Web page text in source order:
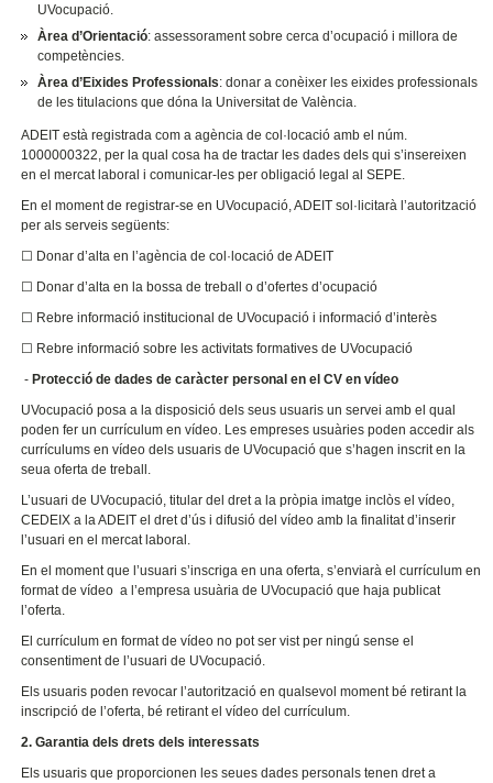
UVocupació.
Àrea d’Orientació: assessorament sobre cerca d’ocupació i millora de
competències.
Àrea d’Eixides Professionals: donar a conèixer les eixides professionals
de les titulacions que dóna la Universitat de València.
ADEIT està registrada com a agència de col·locació amb el núm.
1000000322, per la qual cosa ha de tractar les dades dels qui s’insereixen
en el mercat laboral i comunicar-les per obligació legal al SEPE.
En el moment de registrar-se en UVocupació, ADEIT sol·licitarà l’autorització
per als serveis següents:
☐ Donar d’alta en l’agència de col·locació de ADEIT
☐ Donar d’alta en la bossa de treball o d’ofertes d’ocupació
☐ Rebre informació institucional de UVocupació i informació d’interès
☐ Rebre informació sobre les activitats formatives de UVocupació
- Protecció de dades de caràcter personal en el CV en vídeo
UVocupació posa a la disposició dels seus usuaris un servei amb el qual
poden fer un currículum en vídeo. Les empreses usuàries poden accedir als
currículums en vídeo dels usuaris de UVocupació que s’hagen inscrit en la
seua oferta de treball.
L’usuari de UVocupació, titular del dret a la pròpia imatge inclòs el vídeo,
CEDEIX a la ADEIT el dret d’ús i difusió del vídeo amb la finalitat d’inserir
l’usuari en el mercat laboral.
En el moment que l’usuari s’inscriga en una oferta, s’enviarà el currículum en
format de vídeo a l’empresa usuària de UVocupació que haja publicat
l’oferta.
El currículum en format de vídeo no pot ser vist per ningú sense el
consentiment de l’usuari de UVocupació.
Els usuaris poden revocar l’autorització en qualsevol moment bé retirant la
inscripció de l’oferta, bé retirant el vídeo del currículum.
2. Garantia dels drets dels interessats
Els usuaris que proporcionen les seues dades personals tenen dret a